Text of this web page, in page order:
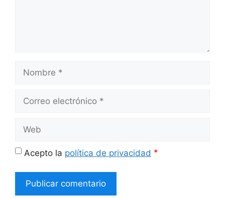
Nombre
Correo
Web
Acepto la política de privacidad *